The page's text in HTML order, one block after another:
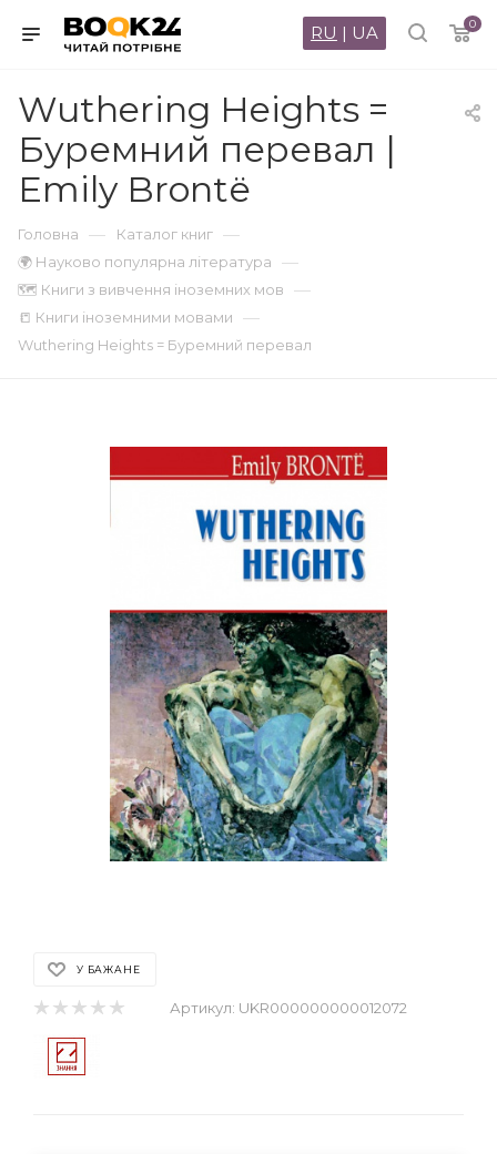
0
RU | UA
Wuthering Heights =
Буремний перевал |
Emily Brontё
Головна — Каталог книг —
🌍 Науково популярна література —
🗺 Книги з вивчення іноземних мов —
📒 Книги іноземними мовами —
Wuthering Heights = Буремний перевал
У БАЖАНЕ
Артикул: UKR000000000012072